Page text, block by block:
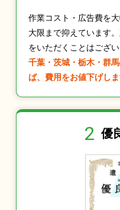
作業コスト・広告費を
大限まで抑えています
をいただくことはござい
千葉・茨城・栃木・群
ば、費用をお値下げし
2 優